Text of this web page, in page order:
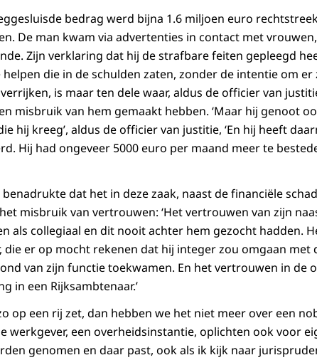
bedrag werd bijna 1.6 miljoen euro
De man kwam via advertenties in contact met
Zijn verklaring dat hij de strafbare feiten gepleegd
helpen die in de schulden zaten, zonder de intentie om
is maar ten dele waar, aldus de officier van
misbruik van hem gemaakt hebben. ‘Maar hij genoot
hij kreeg’, aldus de officier van justitie, ‘En hij heeft
Hij had ongeveer 5000 euro per maand meer te
dat het in deze zaak, naast de financiële
misbruik van vertrouwen: ‘Het vertrouwen van zijn
als collegiaal en dit nooit achter hem gezocht hadden.
die er op mocht rekenen dat hij integer zou omgaan met
van zijn functie toekwamen. En het vertrouwen in de
in een Rijksambtenaar.’
op een rij zet, dan hebben we het niet meer over een
werkgever, een overheidsinstantie, oplichten ook voor
genomen en daar past, ook als ik kijk naar